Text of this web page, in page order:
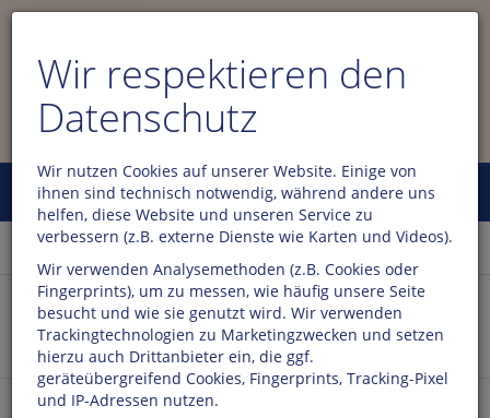
Wir respektieren den
Datenschutz
Wir nutzen Cookies auf unserer Website. Einige von
ihnen sind technisch notwendig, während andere uns
helfen, diese Website und unseren Service zu
verbessern (z.B. externe Dienste wie Karten und Videos).
Wir verwenden Analysemethoden (z.B. Cookies oder
Fingerprints), um zu messen, wie häufig unsere Seite
besucht und wie sie genutzt wird. Wir verwenden
Trackingtechnologien zu Marketingzwecken und setzen
hierzu auch Drittanbieter ein, die ggf.
geräteübergreifend Cookies, Fingerprints, Tracking-Pixel
und IP-Adressen nutzen.
Menü
Das Wichtigste auf einen Klick:
Öffnungszeiten & Kontakt